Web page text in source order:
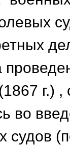
г.) ,
во
судов